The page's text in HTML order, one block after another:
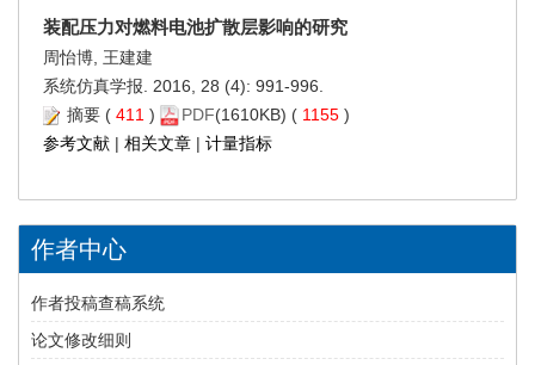
装配压力对燃料电池扩散层影响的研究
周怡博, 王建建
系统仿真学报. 2016, 28 (4): 991-996.
摘要 ( 411 ) PDF(1610KB) ( 1155 )
参考文献 | 相关文章 | 计量指标
作者中心
作者投稿查稿系统
论文修改细则